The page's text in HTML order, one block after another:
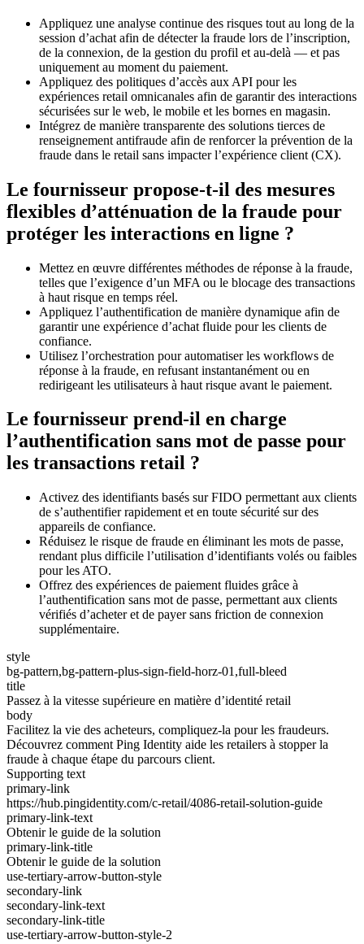
Appliquez une analyse continue des risques tout au long de la
session d’achat afin de détecter la fraude lors de l’inscription,
de la connexion, de la gestion du profil et au-delà — et pas
uniquement au moment du paiement.
Appliquez des politiques d’accès aux API pour les
expériences retail omnicanales afin de garantir des interactions
sécurisées sur le web, le mobile et les bornes en magasin.
Intégrez de manière transparente des solutions tierces de
renseignement antifraude afin de renforcer la prévention de la
fraude dans le retail sans impacter l’expérience client (CX).
Le fournisseur propose-t-il des mesures
flexibles d’atténuation de la fraude pour
protéger les interactions en ligne ?
Mettez en œuvre différentes méthodes de réponse à la fraude,
telles que l’exigence d’un MFA ou le blocage des transactions
à haut risque en temps réel.
Appliquez l’authentification de manière dynamique afin de
garantir une expérience d’achat fluide pour les clients de
confiance.
Utilisez l’orchestration pour automatiser les workflows de
réponse à la fraude, en refusant instantanément ou en
redirigeant les utilisateurs à haut risque avant le paiement.
Le fournisseur prend-il en charge
l’authentification sans mot de passe pour
les transactions retail ?
Activez des identifiants basés sur FIDO permettant aux clients
de s’authentifier rapidement et en toute sécurité sur des
appareils de confiance.
Réduisez le risque de fraude en éliminant les mots de passe,
rendant plus difficile l’utilisation d’identifiants volés ou faibles
pour les ATO.
Offrez des expériences de paiement fluides grâce à
l’authentification sans mot de passe, permettant aux clients
vérifiés d’acheter et de payer sans friction de connexion
supplémentaire.
style
bg-pattern,bg-pattern-plus-sign-field-horz-01,full-bleed
title
Passez à la vitesse supérieure en matière d’identité retail
body
Facilitez la vie des acheteurs, compliquez-la pour les fraudeurs.
Découvrez comment Ping Identity aide les retailers à stopper la
fraude à chaque étape du parcours client.
Supporting text
primary-link
https://hub.pingidentity.com/c-retail/4086-retail-solution-guide
primary-link-text
Obtenir le guide de la solution
primary-link-title
Obtenir le guide de la solution
use-tertiary-arrow-button-style
secondary-link
secondary-link-text
secondary-link-title
use-tertiary-arrow-button-style-2